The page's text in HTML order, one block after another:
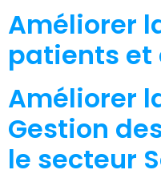
Améliorer
patients et
Améliorer
Gestion
le secteur